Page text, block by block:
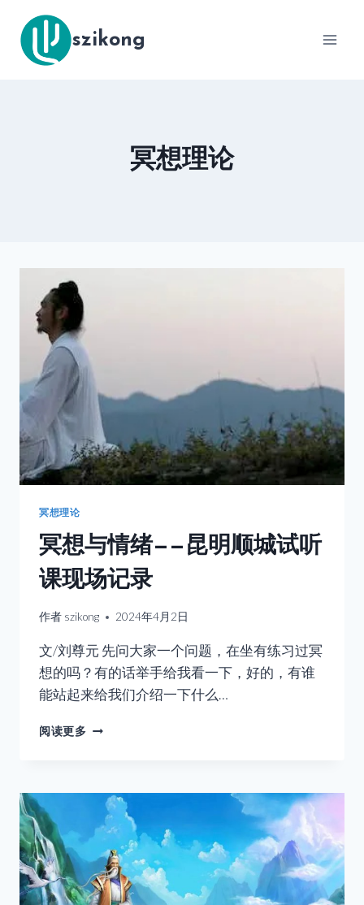
szikong
冥想理论
冥想理论
冥想与情绪——昆明顺城试听
课现场记录
作者 szikong 2024年4月2日
文/刘尊元 先问大家一个问题，在坐有练习过冥
想的吗？有的话举手给我看一下，好的，有谁
能站起来给我们介绍一下什么…
阅读更多
绪
昆
顺
城
试